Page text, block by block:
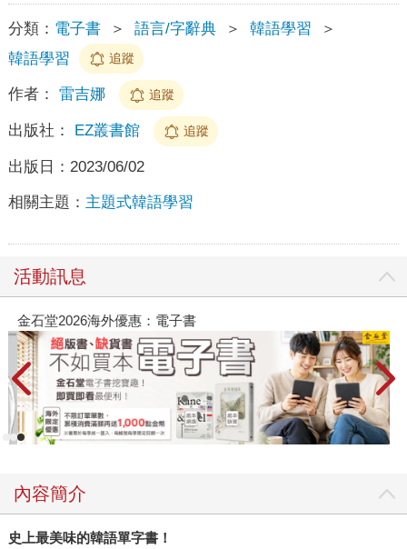
分類： 電子書 ＞ 語言/字辭典 ＞ 韓語學習
＞
韓語學習
追蹤
作者： 雷吉娜 追蹤
出版社： EZ叢書館 追蹤
出版日： 2023/06/02
相關主題： 主題式韓語學習
活動訊息
金石堂2026海外優惠：電子書
內容簡介
史上最美味的韓語單字書！